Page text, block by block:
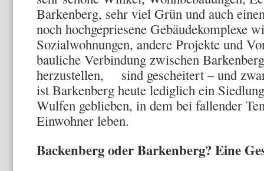
Barkenberg, sehr viel Grün und auch
noch hochgepriesene Gebäudekomplexe
Sozialwohnungen, andere Projekte und
bauliche Verbindung zwischen
herzustellen, sind gescheitert – und
ist Barkenberg heute lediglich ein
Wulfen geblieben, in dem bei fallender
Einwohner leben.
Backenberg oder Barkenberg? Eine